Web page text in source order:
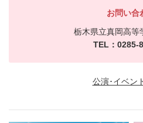
お問い合
栃木県立真岡高等
TEL：0285-
公演･イベン